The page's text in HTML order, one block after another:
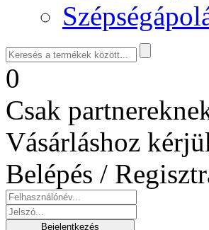
0
Csak
Vásárláshoz
Belépés /